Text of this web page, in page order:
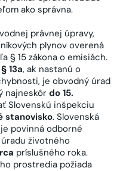
ako správna.
právnej úpravy,
plynov overená
§ 15 zákona o emisiách.
13a, ak nastanú o
je obvodný úrad
najneskôrdo 15.
Slovenskú inšpekciu
stanovisko. Slovenská
povinná odborné
životného
príslušného roka.
prostredia požiada